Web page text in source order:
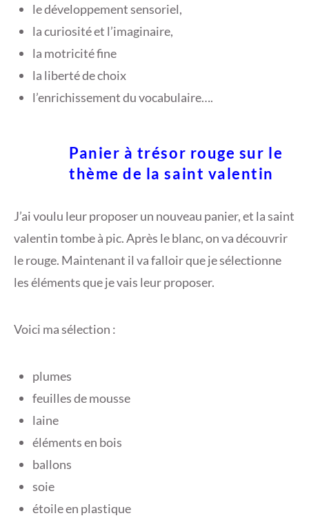
le développement sensoriel,
la curiosité et l’imaginaire,
la motricité fine
la liberté de choix
l’enrichissement du vocabulaire….
Panier à trésor rouge sur le
thème de la saint valentin
J’ai voulu leur proposer un nouveau panier, et la saint
valentin tombe à pic. Après le blanc, on va découvrir
le rouge. Maintenant il va falloir que je sélectionne
les éléments que je vais leur proposer.
Voici ma sélection :
plumes
feuilles de mousse
laine
éléments en bois
ballons
soie
étoile en plastique